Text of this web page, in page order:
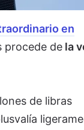
en
procede dela
de libras